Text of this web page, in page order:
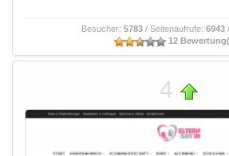
Besucher: 5783 / Seitenaufrufe: 6943
12
4